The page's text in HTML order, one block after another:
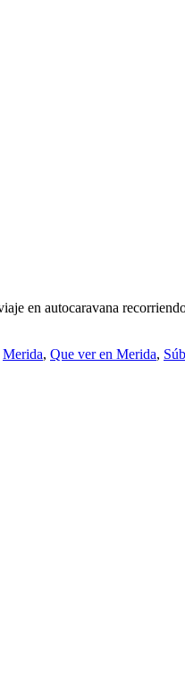
en autocaravana
Merida, Que ver en Merida,